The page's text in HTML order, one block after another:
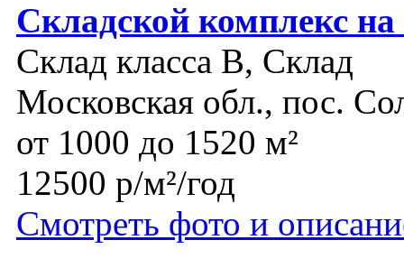
Складской комплекс
Склад класса B, Склад
Московская обл., пос.
от 1000 до 1520 м²
12500 р/м²/год
Смотреть фото и